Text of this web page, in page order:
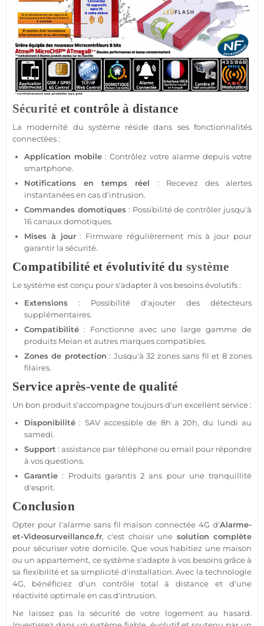
Sécurité et contrôle à distance
La modernité du systèmeréside dans ses fonctionnalités
connectées :
Application mobile : Contrôlez votre alarme depuis votre
smartphone.
Notifications en temps réel : Recevez des alertes
instantanées en cas d'intrusion.
Commandes domotiques: Possibilité de contrôler jusqu'à
16 canaux domotiques.
Mises à jour: Firmware régulièrement mis à jour pour
garantir la sécurité.
Compatibilité et évolutivité du système
Lesystèmeest conçu pour s'adapter à vos besoins évolutifs :
Extensions : Possibilité d'ajouter des détecteurs
supplémentaires.
Compatibilité : Fonctionne avec une large gamme de
produits Meian et autres marquescompatibles.
Zones de protection : Jusqu'à 32 zones sans fil et 8 zones
filaires.
Service après-vente de qualité
Un bon produit s'accompagne toujours d'un excellent service :
Disponibilité : SAV accessible de 8h à 20h, du lundi au
samedi.
Support :assistance par téléphone ou email pour répondre
à vos questions.
Garantie : Produits garantis 2 ans pour une tranquillité
d'esprit.
Conclusion
Opter pour l'alarmesans fil maison connectée 4G d'Alarme-
et-Videosurveillance.fr, c'est choisir une solution complète
pour sécuriser votre domicile. Que vous habitiez une maison
ou unappartement, cesystèmes'adapte à vos besoins grâce à
sa flexibilité et sa simplicité d'installation. Avec la technologie
4G, bénéficiez d'un contrôle total à distance et d'une
réactivité optimale en cas d'intrusion.
Ne laissez pas lasécurité de votre logementau hasard.